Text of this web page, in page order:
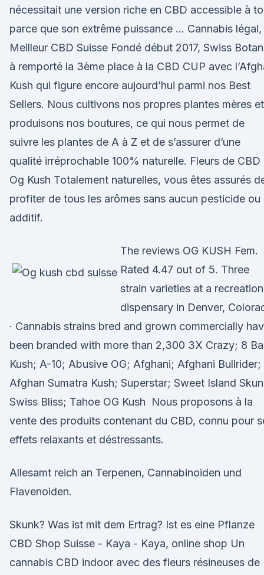
nécessitait une version riche en CBD accessible à
parce que son extrême puissance … Cannabis légal,
Meilleur CBD Suisse Fondé début 2017, Swiss
à remporté la 3ème place à la CBD CUP avec
Kush qui figure encore aujourd’hui parmi nos Best
Sellers. Nous cultivons nos propres plantes mères et
produisons nos boutures, ce qui nous permet de
suivre les plantes de A à Z et de s’assurer d’une
qualité irréprochable 100% naturelle. Fleurs de CBD
Og Kush Totalement naturelles, vous êtes assurés
profiter de tous les arômes sans aucun pesticide ou
additif.
The reviews OG KUSH Fem.
Rated 4.47 out of 5. Three
strain varieties at a
dispensary in Denver,
· Cannabis strains bred and grown commercially
been branded with more than 2,300 3X Crazy; 8
Kush; A-10; Abusive OG; Afghani; Afghani Bullrider;
Afghan Sumatra Kush; Superstar; Sweet Island
Swiss Bliss; Tahoe OG Kush Nous proposons à la
vente des produits contenant du CBD, connu pour
effets relaxants et déstressants.
Allesamt reich an Terpenen, Cannabinoiden und
Flavenoiden.
Skunk? Was ist mit dem Ertrag? Ist es eine Pflanze
CBD Shop Suisse - Kaya - Kaya, online shop Un
cannabis CBD indoor avec des fleurs résineuses de